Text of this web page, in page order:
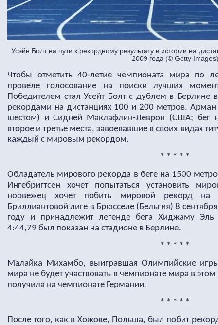
Усэйн Болт на пути к рекордному результату в истории на
2009 года (© Getty Images)
Чтобы отметить 40-летие чемпионата мира по
провеле голосование на поиски лучших
Победителем стал Усейт Болт с дублем в
рекордами на дистанциях 100 и 200 метров.
шестом) и Сидней Маклафлин-Леврон (США; бег
второе и третье места, завоевавшие в своих видах
каждый с мировым рекордом.
* * * * *
Обладатель мирового рекорда в беге на 1500
Ингебригтсен хочет попытаться установить
норвежец хочет побить мировой рекорд
Бриллиантовой лиге в Брюсселе (Бельгия) 8
году и принадлежит легенде бега Хиджаму Эль
4:44,79 был показан на стадионе в Берлине.
* * * * *
Малайка Михамбо, выигравшая Олимпийские
мира не будет участвовать в чемпионате мира в
получила на чемпионате Германии.
* * * * *
После того, как в Хожове, Польша, был побит